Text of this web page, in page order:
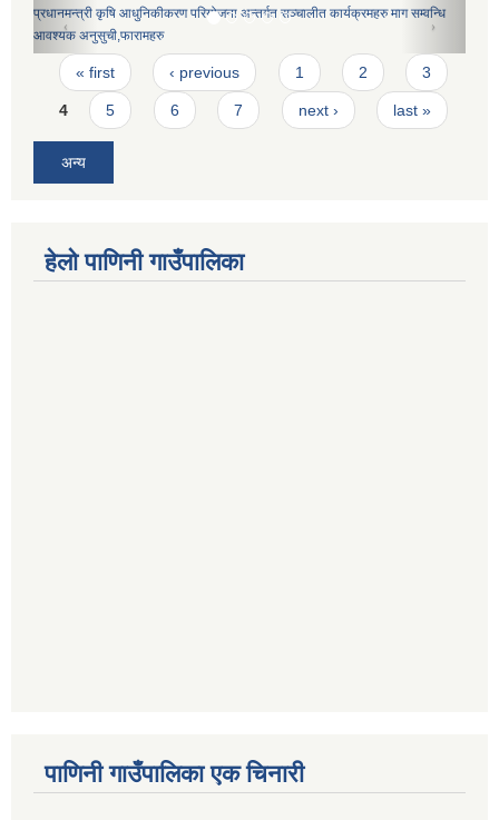
कृषक समूहको नमुना विधान
Pages
« first ‹ previous 1 2 3
4 5 6 7 next › last »
अन्य